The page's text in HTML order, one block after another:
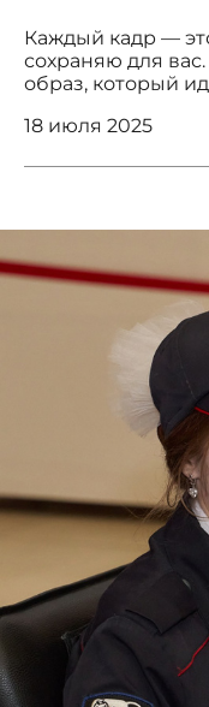
Каждый кадр —
сохраняю для
образ, который
18 июля 2025